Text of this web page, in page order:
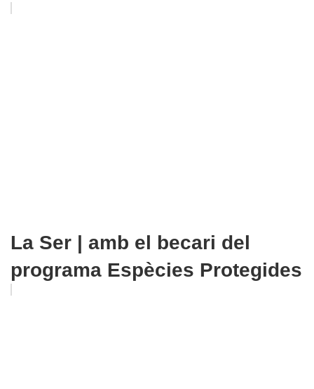
La Ser | amb el becari del
programa Espècies Protegides